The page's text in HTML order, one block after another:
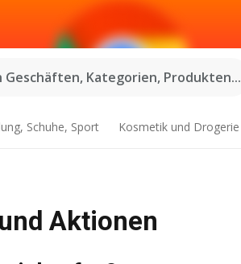
Geschäften, Kategorien, Produkten...
Schuhe, Sport Kosmetik und Drogerie
Aktionen